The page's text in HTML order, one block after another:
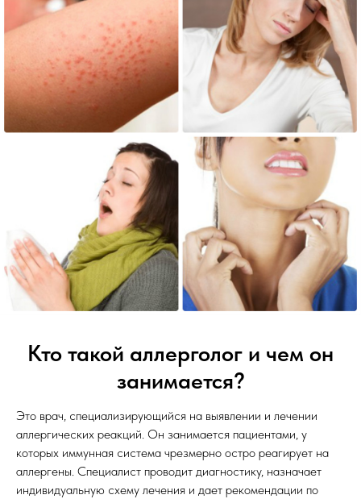
Кто такой аллерголог и чем он
занимается?
Это врач, специализирующийся на выявлении и лечении
аллергических реакций. Он занимается пациентами, у
которых иммунная система чрезмерно остро реагирует на
аллергены. Специалист проводит диагностику, назначает
индивидуальную схему лечения и дает рекомендации по